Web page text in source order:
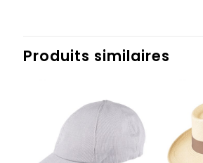
Produits similaires